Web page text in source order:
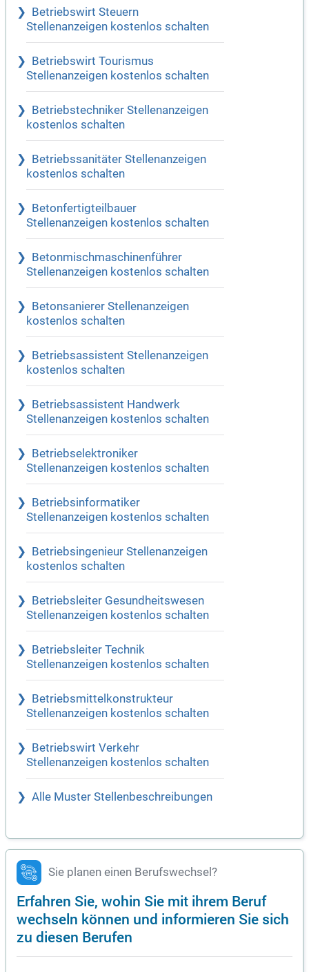
Betriebswirt Steuern
Stellenanzeigen kostenlos schalten
Betriebswirt Tourismus
Stellenanzeigen kostenlos schalten
Betriebstechniker Stellenanzeigen
kostenlos schalten
Betriebssanitäter Stellenanzeigen
kostenlos schalten
Betonfertigteilbauer
Stellenanzeigen kostenlos schalten
Betonmischmaschinenführer
Stellenanzeigen kostenlos schalten
Betonsanierer Stellenanzeigen
kostenlos schalten
Betriebsassistent Stellenanzeigen
kostenlos schalten
Betriebsassistent Handwerk
Stellenanzeigen kostenlos schalten
Betriebselektroniker
Stellenanzeigen kostenlos schalten
Betriebsinformatiker
Stellenanzeigen kostenlos schalten
Betriebsingenieur Stellenanzeigen
kostenlos schalten
Betriebsleiter Gesundheitswesen
Stellenanzeigen kostenlos schalten
Betriebsleiter Technik
Stellenanzeigen kostenlos schalten
Betriebsmittelkonstrukteur
Stellenanzeigen kostenlos schalten
Betriebswirt Verkehr
Stellenanzeigen kostenlos schalten
Alle Muster Stellenbeschreibungen
Sie planen einen Berufswechsel?
Erfahren Sie, wohin Sie mit ihrem Beruf
wechseln können und informieren Sie sich
zu diesen Berufen